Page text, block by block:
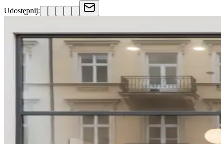
Udostępnij: